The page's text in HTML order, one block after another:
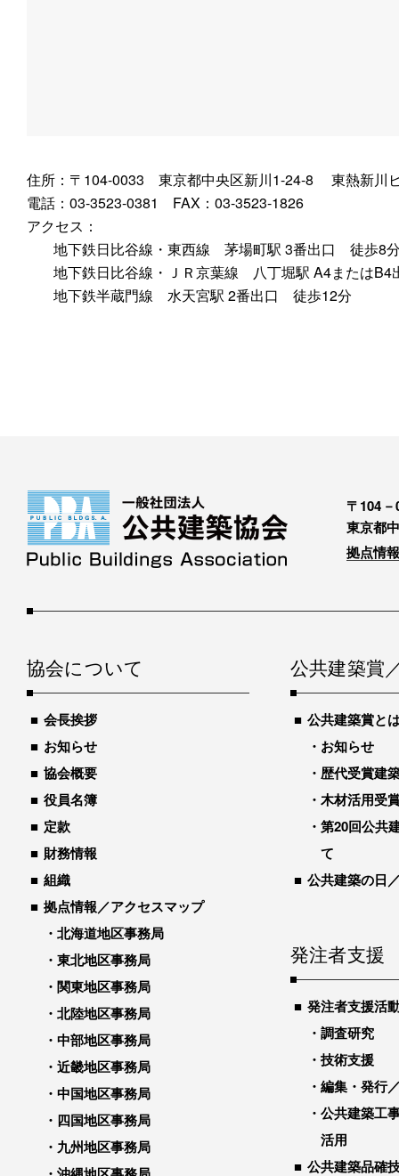
住所：〒104-0033 東京都中央区新川1-24-8 東熱新川
電話：03-3523-0381 FAX：03-3523-1826
アクセス：
地下鉄日比谷線・東西線 茅場町駅 3番出口 徒歩8
地下鉄日比谷線・ＪＲ京葉線 八丁堀駅 A4または
地下鉄半蔵門線 水天宮駅 2番出口 徒歩12分
〒104－
東京都
拠点情
協会について
会長挨拶
お知らせ
協会概要
役員名簿
定款
財務情報
組織
拠点情報／アクセスマップ
北海道地区事務局
東北地区事務局
関東地区事務局
北陸地区事務局
中部地区事務局
近畿地区事務局
中国地区事務局
四国地区事務局
九州地区事務局
公共建築賞
公共建築賞と
お知らせ
歴代受賞建
木材活用受
第20回公共
て
公共建築の日
発注者支援
発注者支援活
調査研究
技術支援
編集・発行
公共建築工
活用
公共建築品確